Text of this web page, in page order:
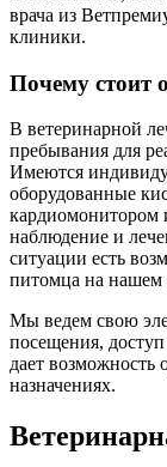
врача из
клиники.
Почему стоит
В ветеринарной
пребывания для
Имеются
оборудованные
кардиомонитором
наблюдение и
ситуации есть
питомца на нашем
Мы ведем свою
посещения,
дает возможность
назначениях.